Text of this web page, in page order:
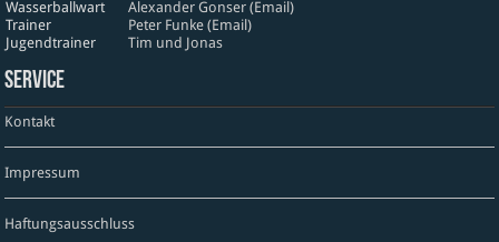
Wasserballwart
Alexander Gonser (Email)
Trainer
Peter Funke (Email)
Jugendtrainer
Tim und Jonas
Service
Kontakt
Impressum
Haftungsausschluss